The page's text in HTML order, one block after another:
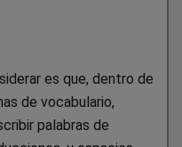
es que, dentro de
de vocabulario,
palabras de